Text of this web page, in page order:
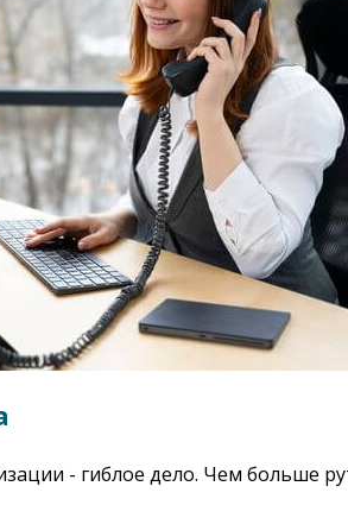
- гиблое дело. Чем больше